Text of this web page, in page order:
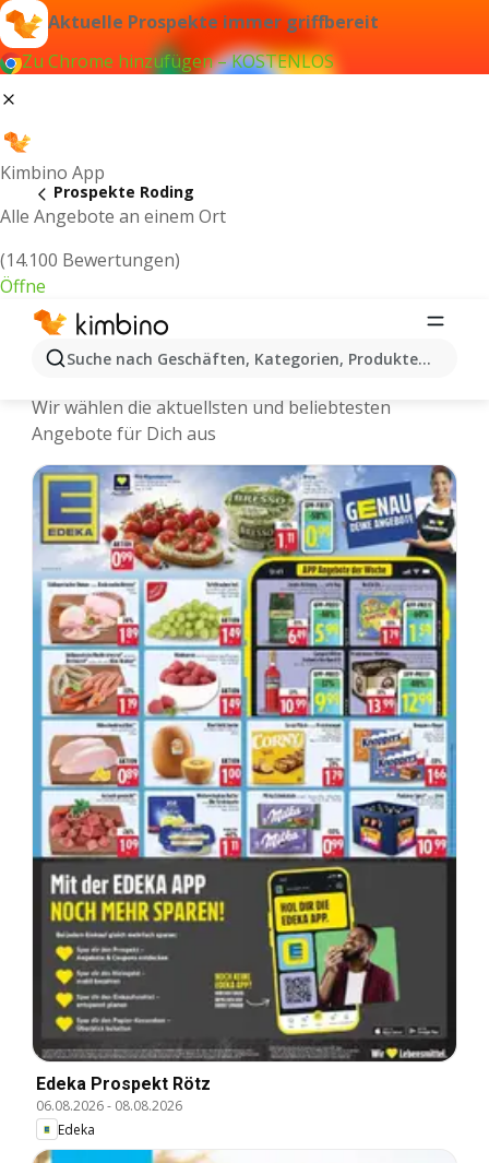
Aktuelle Prospekte immer griffbereit
Zu Chrome hinzufügen – KOSTENLOS
Kimbino App
Alle Angebote an einem Ort
(14.100 Bewertungen)
Öffne
Suche nach Geschäften, Kategorien, Produkten...
Prospekte Roding
Roding - Neuste Prospekte und
Wir wählen die aktuellsten und beliebtesten
Angebote für Dich aus
Edeka Prospekt Rötz
06.08.2026- 08.08.2026
Edeka